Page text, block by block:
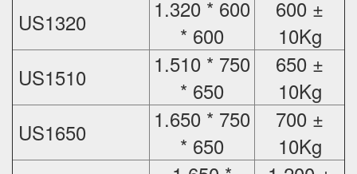
US1320
1.320 * 600
* 600
600 ±
10Kg
US1510
1.510 * 750
* 650
650 ±
10Kg
US1650
1.650 * 750
* 650
700 ±
10Kg